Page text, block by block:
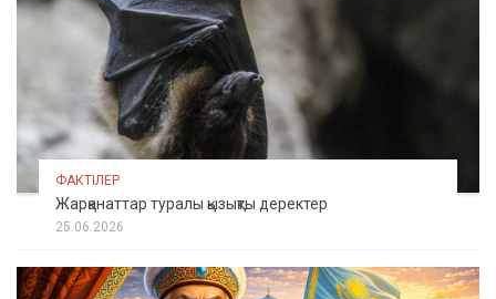
ФАКТІЛЕР
Жарқанаттар туралы қызықты деректер
25.06.2026